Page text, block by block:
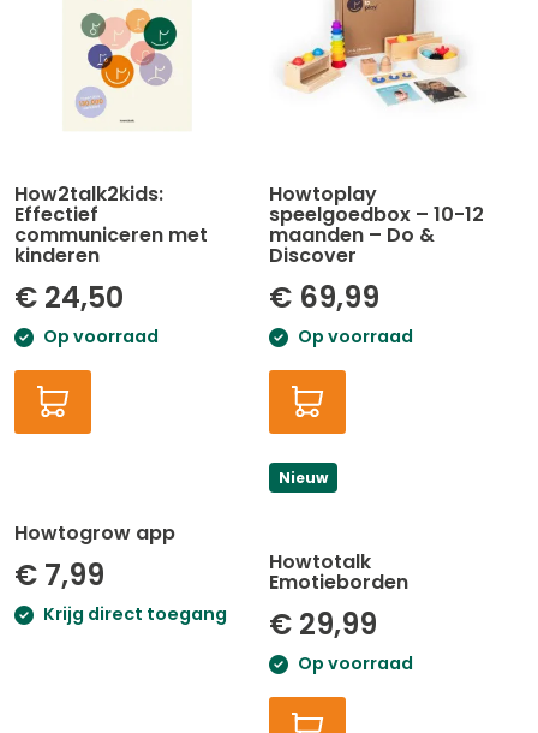
How2talk2kids:
Effectief
communiceren met
kinderen
€ 24,50
Op voorraad
Howtoplay
speelgoedbox – 10-12
maanden – Do &
Discover
€ 69,99
Op voorraad
Howtogrow app
€ 7,99
Krijg direct toegang
Nieuw
Howtotalk
Emotieborden
€ 29,99
Op voorraad